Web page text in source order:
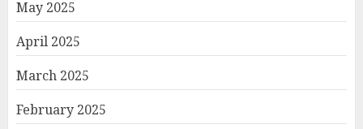
May 2025
April 2025
March 2025
February 2025